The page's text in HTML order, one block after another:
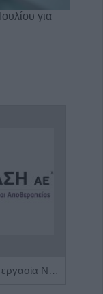
για
Η Αποκατάσταση Α.Ε. αναζητά για εργασία Νοσηλευτές και Βοηθούς Νοσηλευτές